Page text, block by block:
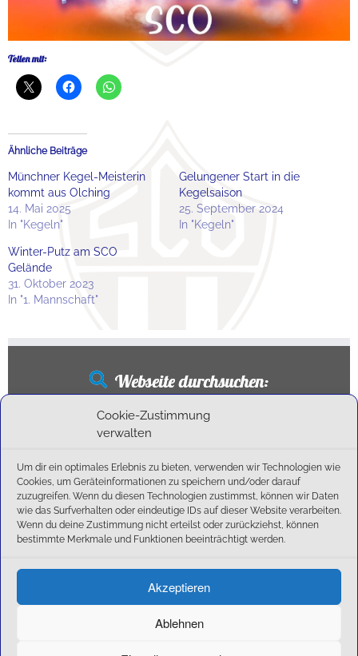
Cookie-Zustimmung
verwalten
Um dir ein optimales Erlebnis zu bieten, verwenden wir Technologien wie
Cookies, um Geräteinformationen zu speichern und/oder darauf
zuzugreifen. Wenn du diesen Technologien zustimmst, können wir Daten
wie das Surfverhalten oder eindeutige IDs auf dieser Website verarbeiten.
Wenn du deine Zustimmung nicht erteilst oder zurückziehst, können
bestimmte Merkmale und Funktionen beeinträchtigt werden.
Akzeptieren
Ablehnen
Teilen mit:
Ähnliche Beiträge
Münchner Kegel-Meisterin
kommt aus Olching
14. Mai 2025
In "Kegeln"
Gelungener Start in die
Kegelsaison
25. September 2024
In "Kegeln"
Winter-Putz am SCO
Gelände
31. Oktober 2023
In "1. Mannschaft"
Webseite durchsuchen:
Neueste Beiträge
Ballschule erweitert!
6:1-Triumph im Heimfinale: Der SC Olching schießt sich zurück in die Landesliga!
Außensaison 2025